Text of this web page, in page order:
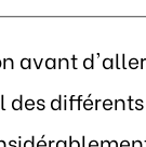
avant